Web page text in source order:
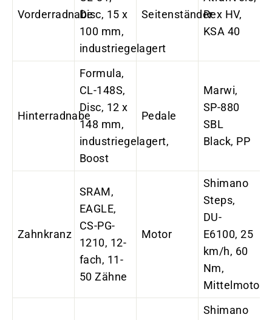
VorderradnabeDisc, 15 x
100 mm,
industriegelagert
SeitenständerRex HV,
KSA 40
Hinterradnabe
Formula,
CL-148S,
Disc, 12 x
148 mm,
industriegelagert,
Boost
Pedale
Marwi,
SP-880
SBL
Black, PP
Zahnkranz
SRAM,
EAGLE,
CS-PG-
1210, 12-
fach, 11-
50 Zähne
Motor
Shimano
Steps,
DU-
E6100, 25
km/h, 60
Nm,
Mittelmotor
Shimano